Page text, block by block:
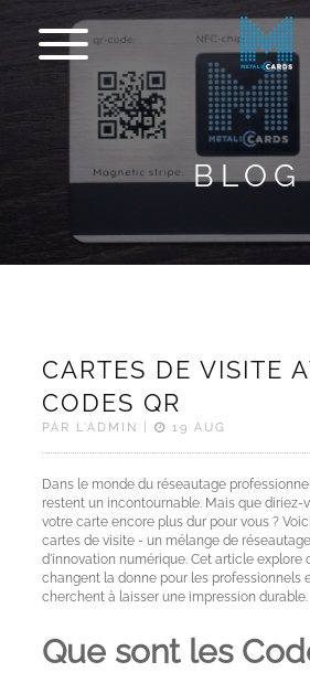
autres
Produits
conception
Cartes
express
Exemples
BLOG
CARTES DE VISITE
CODES QR
PAR L'ADMIN | 19 AUG
Dans le monde du réseautage
restent un incontournable. Mais que diriez-
votre carte encore plus dur pour vous ?
cartes de visite - un mélange de
d'innovation numérique. Cet article explore
changent la donne pour les professionnels
cherchent à laisser une impression durable.
Que sont les